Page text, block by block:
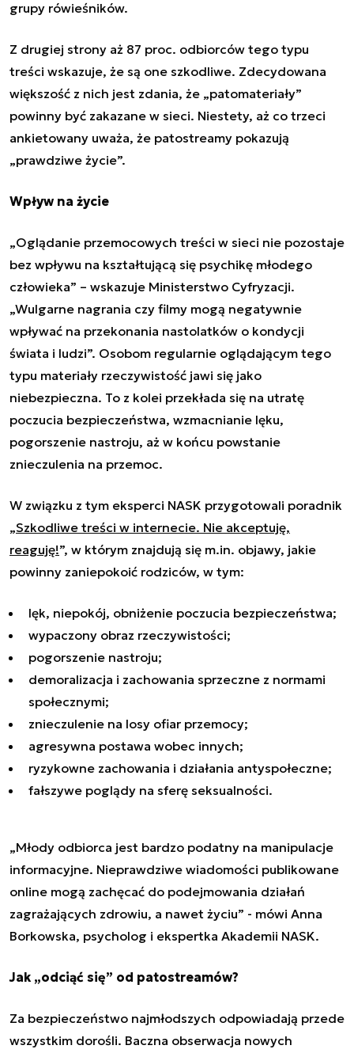
grupy rówieśników.
Z drugiej strony aż 87 proc. odbiorców tego typu
treści wskazuje, że są one szkodliwe. Zdecydowana
większość z nich jest zdania, że „patomateriały”
powinny być zakazane w sieci. Niestety, aż co trzeci
ankietowany uważa, że patostreamy pokazują
„prawdziwe życie”.
Wpływ na życie
„Oglądanie przemocowych treści w sieci nie pozostaje
bez wpływu na kształtującą się psychikę młodego
człowieka” – wskazuje Ministerstwo Cyfryzacji.
„Wulgarne nagrania czy filmy mogą negatywnie
wpływać na przekonania nastolatków o kondycji
świata i ludzi”. Osobom regularnie oglądającym tego
typu materiały rzeczywistość jawi się jako
niebezpieczna. To z kolei przekłada się na utratę
poczucia bezpieczeństwa, wzmacnianie lęku,
pogorszenie nastroju, aż w końcu powstanie
znieczulenia na przemoc.
W związku z tym eksperci NASK przygotowali poradnik
„Szkodliwe treści w internecie. Nie akceptuję,
reaguję!”, w którym znajdują się m.in. objawy, jakie
powinny zaniepokoić rodziców, w tym:
lęk, niepokój, obniżenie poczucia bezpieczeństwa;
wypaczony obraz rzeczywistości;
pogorszenie nastroju;
demoralizacja i zachowania sprzeczne z normami
społecznymi;
znieczulenie na losy ofiar przemocy;
agresywna postawa wobec innych;
ryzykowne zachowania i działania antyspołeczne;
fałszywe poglądy na sferę seksualności.
„Młody odbiorca jest bardzo podatny na manipulacje
informacyjne. Nieprawdziwe wiadomości publikowane
online mogą zachęcać do podejmowania działań
zagrażających zdrowiu, a nawet życiu” - mówi Anna
Borkowska, psycholog i ekspertka Akademii NASK.
Jak „odciąć się” od patostreamów?
Za bezpieczeństwo najmłodszych odpowiadają przede
wszystkim dorośli. Baczna obserwacja nowych